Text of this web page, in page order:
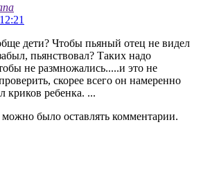
дети? Чтобы пьяный отец не видел
пьянствовал? Таких надо
не размножались.....и это не
скорее всего он намеренно
криков ребенка. ...
было оставлять комментарии.